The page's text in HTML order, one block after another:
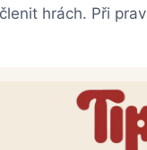
hrách. Při